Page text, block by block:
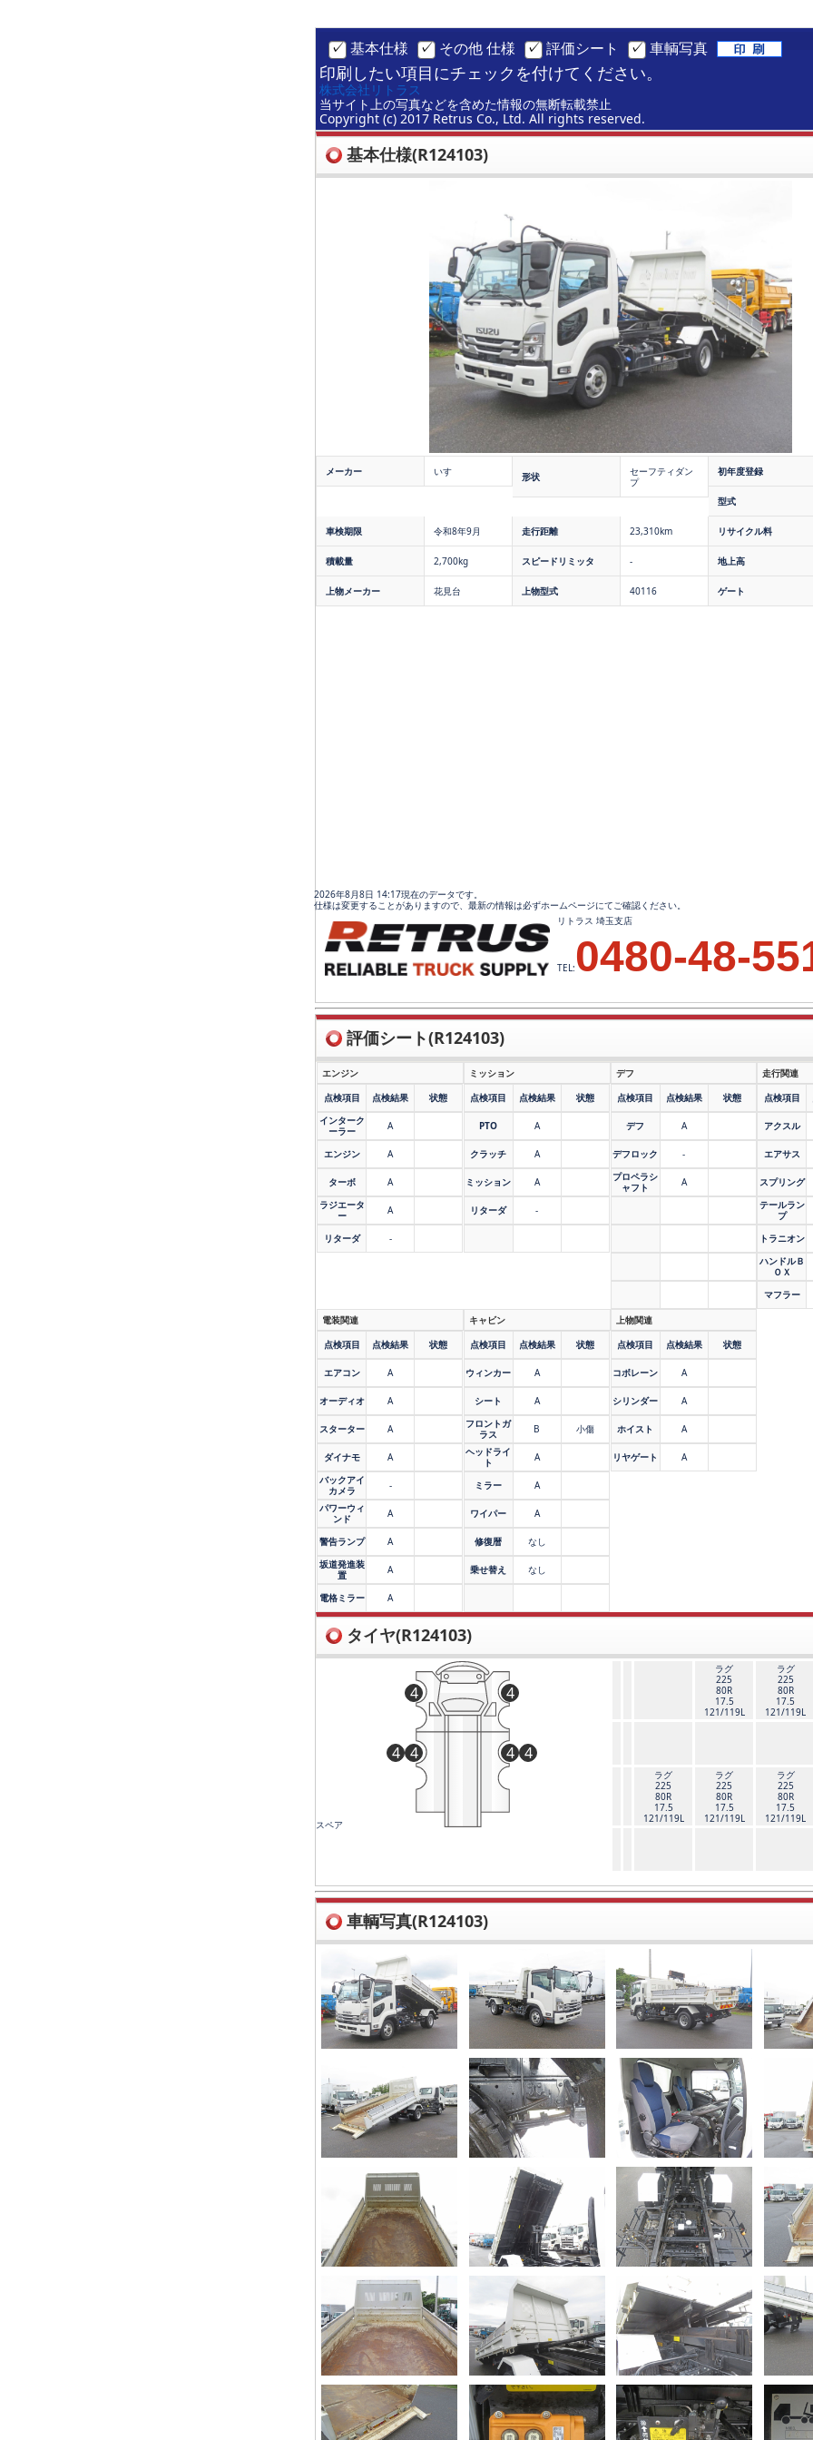
基本仕様 その他 仕様 評価シート 車輌写真
印刷したい項目にチェックを付けてください。
株式会社リトラス
当サイト上の写真などを含めた情報の無断転載禁止
Copyright (c) 2017 Retrus Co., Ltd. All rights reserved.
基本仕様(R124103)
メーカー いすゞ 形状
セーフティダン
プ
初年度登録
型式
車検期限 令和8年9月 走行距離 23,310km リサイクル料
積載量 2,700kg スピードリミッタ - 地上高
上物メーカー 花見台 上物型式 40116 ゲート
2026年8月8日 14:17現在のデータです。
仕様は変更することがありますので、最新の情報は必ずホームページにてご確認ください。
リトラス 埼玉支店
TEL: 0480-48-
評価シート(R124103)
エンジン
点検項目
点検結果
状態
インターク
ーラー
A
エンジン A
ターボ
A
ラジエータ
ー
A
リターダ -
ミッション
点検項目
点検結果 状態
PTO A
クラッチ A
ミッション A
リターダ -
デフ
点検項目
点検結果 状態
デフ A
デフロック
-
プロペラシ
ャフト
A
走行関連
点検項目
アクスル
エアサス
スプリング
テールラン
プ
トラニオン
ハンドルＢ
ＯＸ
マフラー
電装関連
点検項目
点検結果 状態
エアコン A
オーディオ A
スターター A
ダイナモ
A
バックアイ
カメラ
-
パワーウィ
ンド
A
警告ランプ
A
坂道発進装
置
A
電格ミラー A
キャビン
点検項目
点検結果 状態
ウィンカー A
シート
A
フロントガ
ラス
B
小傷
ヘッドライ
ト
A
ミラー A
ワイパー A
修復暦 なし
乗せ替え なし
上物関連
点検項目
点検結果 状態
コボレーン A
シリンダー A
ホイスト A
リヤゲート A
タイヤ(R124103)
4 4
4
4 4 4
スペア
ラグ
225
80R
17.5
121/119L
ラグ
225
80R
17.5
121/119L
ラグ
225
80R
17.5
121/119L
ラグ
225
80R
17.5
121/119L
ラグ
225
80R
17.5
121/119L
車輌写真(R124103)